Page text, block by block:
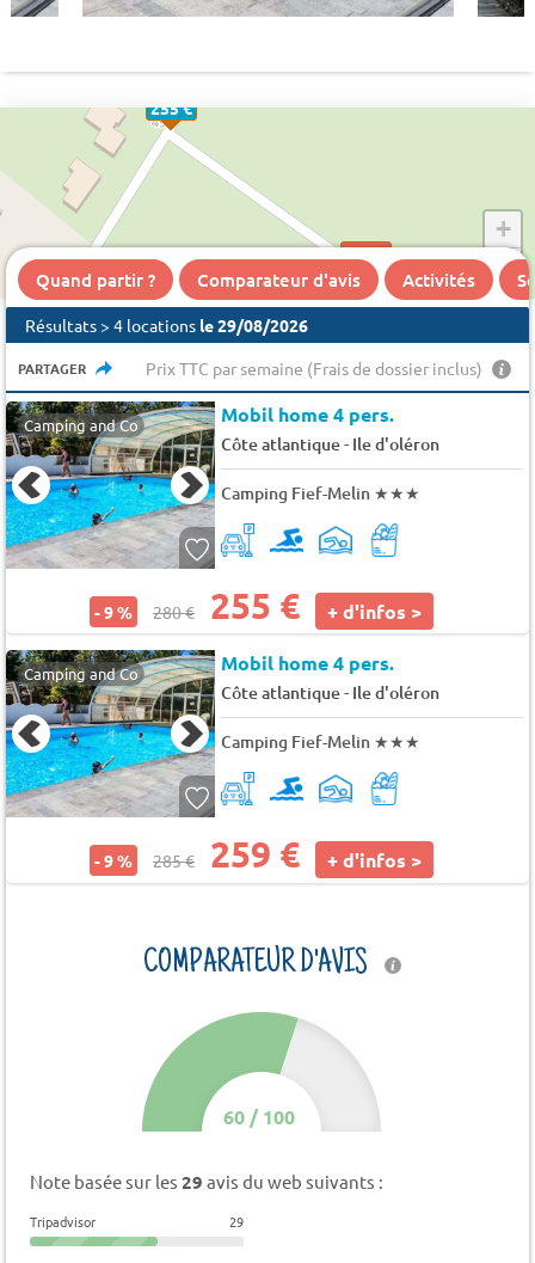
255 €
322 €
+
−
Quand partir ? Comparateur d'avis Activités
Résultats > 4 locations le 29/08/2026
PARTAGER Prix TTC par semaine (Frais de dossier inclus)
Camping and Co Mobil home 4 pers.
Côte atlantique- Ile d'oléron
Camping Fief-Melin ★★★
- 9 % 280 € 255 € + d'infos >
Camping and Co Mobil home 4 pers.
Côte atlantique- Ile d'oléron
Camping Fief-Melin ★★★
- 9 % 285 € 259 € + d'infos >
COMPARATEUR D'AVIS
60/100
Note basée sur les 29 avis du web suivants :
Tripadvisor 29